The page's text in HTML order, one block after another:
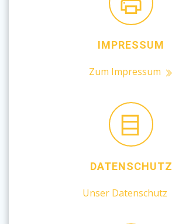
IMPRESSUM
Zum Impressum
DATENSCHUTZ
Unser Datenschutz